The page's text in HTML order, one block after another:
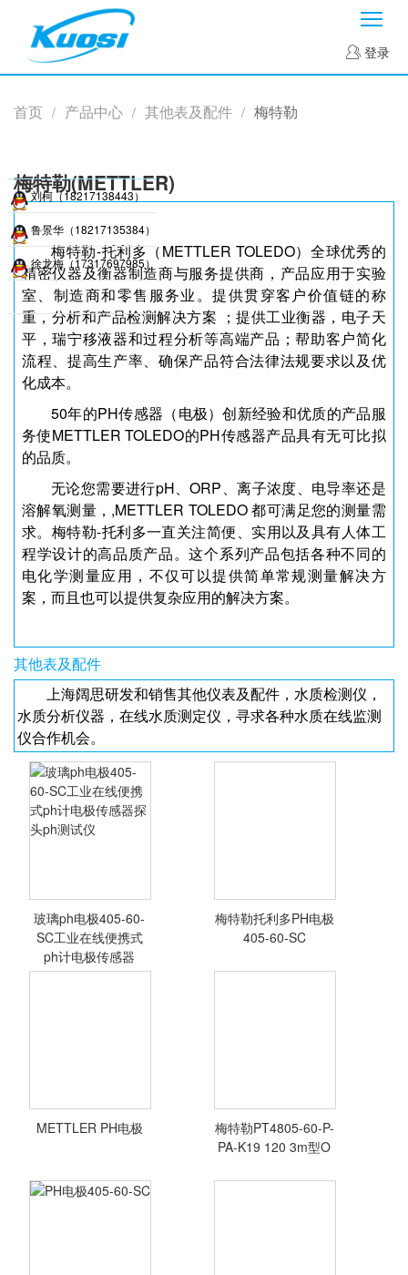
登录
首页 / 产品中心 / 其他表及配件 / 梅特勒
梅特勒(METTLER)
梅特勒-托利多（METTLER TOLEDO）全球优秀的
精密仪器及衡器制造商与服务提供商，产品应用于实验
室、制造商和零售服务业。提供贯穿客户价值链的称
重，分析和产品检测解决方案 ；提供工业衡器，电子天
平，瑞宁移液器和过程分析等高端产品；帮助客户简化
流程、提高生产率、确保产品符合法律法规要求以及优
化成本。
50年的PH传感器（电极）创新经验和优质的产品服
务使METTLER TOLEDO的PH传感器产品具有无可比拟
的品质。
无论您需要进行pH、ORP、离子浓度、电导率还是
溶解氧测量，,METTLER TOLEDO 都可满足您的测量需
求。梅特勒-托利多一直关注简便、实用以及具有人体工
程学设计的高品质产品。这个系列产品包括各种不同的
电化学测量应用，不仅可以提供简单常规测量解决方
案，而且也可以提供复杂应用的解决方案。
其他表及配件
上海阔思研发和销售其他仪表及配件，水质检测仪，
水质分析仪器，在线水质测定仪，寻求各种水质在线监测
仪合作机会。
<查看详情>
玻璃ph电极405-60-
SC工业在线便携式
ph计电极传感器
<查看详情>
梅特勒托利多PH电极
405-60-SC
METTLER PH电极
梅特勒PT4805-60-P-
PA-K19 120 3m型O
刘柯（18217138443）
鲁景华（18217135384）
徐龙梅（17317697985）